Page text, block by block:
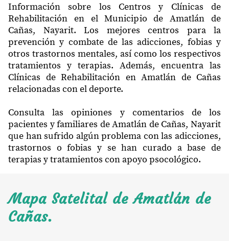
Información sobre los Centros y Clínicas de
Rehabilitación en el Municipio de Amatlán de
Cañas, Nayarit. Los mejores centros para la
prevención y combate de las adicciones, fobias y
otros trastornos mentales, así como los respectivos
tratamientos y terapias. Además, encuentra las
Clínicas de Rehabilitación en Amatlán de Cañas
relacionadas con el deporte.
Consulta las opiniones y comentarios de los
pacientes y familiares de Amatlán de Cañas, Nayarit
que han sufrido algún problema con las adicciones,
trastornos o fobias y se han curado a base de
terapias y tratamientos con apoyo psocológico.
Mapa Satelital de Amatlán de
Cañas.